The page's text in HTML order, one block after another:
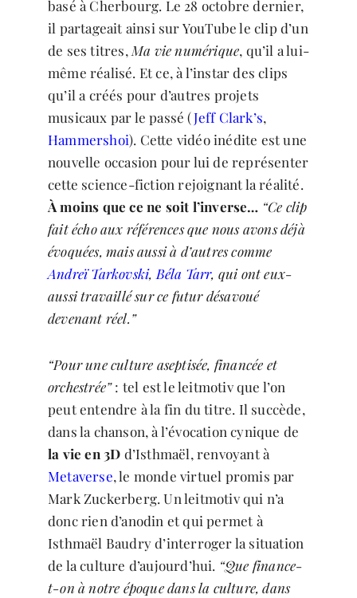
basé à Cherbourg. Le 28 octobre dernier,
il partageait ainsi sur YouTube le clip d’un
de ses titres, Ma vie numérique, qu’il a lui-
même réalisé. Et ce, à l’instar des clips
qu’il a créés pour d’autres projets
musicaux par le passé (Jeff Clark’s,
Hammershoi). Cette vidéo inédite est une
nouvelle occasion pour lui de représenter
cette science-fiction rejoignant la réalité.
À moins que ce ne soit l’inverse… “Ce clip
fait écho aux références que nous avons déjà
évoquées, mais aussi à d’autres comme
Andreï Tarkovski, Béla Tarr, qui ont eux-
aussi travaillé sur ce futur désavoué
devenant réel.”
“Pour une culture aseptisée, financée et
orchestrée”: tel est le leitmotiv que l’on
peut entendre à la fin du titre. Il succède,
dans la chanson, à l’évocation cynique de
la vie en 3D d’Isthmaël, renvoyant à
Metaverse, le monde virtuel promis par
Mark Zuckerberg. Un leitmotiv qui n’a
donc rien d’anodin et qui permet à
Isthmaël Baudry d’interroger la situation
de la culture d’aujourd’hui. “Que finance-
t-on à notre époque dans la culture, dans